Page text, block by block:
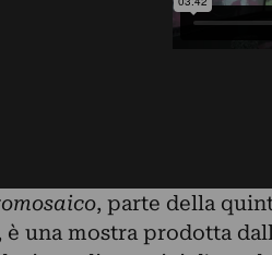
, parte della
è una mostra prodotta